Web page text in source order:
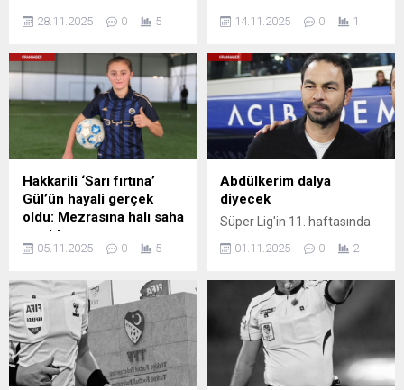
kırmızılı oyuncu Roland
ve Fenerbahçe kalecisi
Ederson'a ceza
verilmemesiyle ilgili
Profesyonel Futbol Disiplin
Kurulu'na (PFDK) yaptığı
açıklamayla tepki gösterdi.
28.11.2025 0 5
Özbek'in 'Süper Kupa
önerisine Şanlıurfa
Büyükşehir Belediye
Başkanı Mehmet Kasım
Gülpınar'dan destek geldi.
Gülpınar, Türkiye Futbol
Federasyonu yetkilileri ile
temasa geçerek, finalin
Şanlıurfa'da oynanması
gerektiğini ve Şanlıurfa'nın
bu büyük organizasyona
hazır olduğunu belirtti. Bu
zenginliğiyle bilinen
Şanlıurfa'da büyük heyecan
oluşturdu.
14.11.2025 0 1
Hakkarili ‘Sarı fırtına’
Gül’ün hayali gerçek
oldu: Mezrasına halı saha
yapıldı
Derecik ilçesinde “Sarı
futbol sevdalısı Gül Yıldız’ın
halı saha isteği, Çevre,
Şehircilik ve İklim Değişikliği
Bakanı Murat Kurum’un
talimatıyla kısa sürede
hayata geçirildi.
05.11.2025 0 5
Abdülkerim dalya
diyecek
Süper Lig'in 11. haftasında
karşı karşıya geldi. Maçı ev
Müsabakanın ardından
Kocaeli teknik direktörü
Selçuk İnan açıklamalarda
bulundu.
01.11.2025 0 2